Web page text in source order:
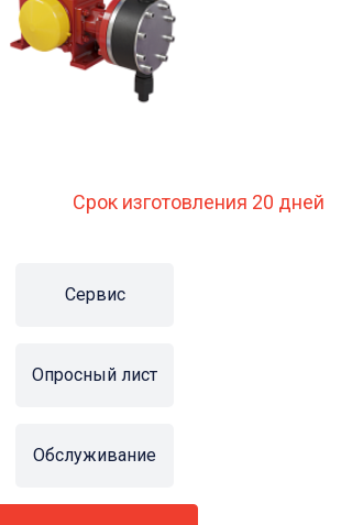
Срок изготовления 20 дней
Сервис
Опросный лист
Обслуживание